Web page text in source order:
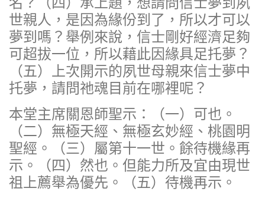
世親人，是因為緣份到了，所以才可以
夢到嗎？舉例來說，信士剛好經濟足夠
可超拔一位，所以藉此因緣具足托夢？
（五）上次開示的夙世母親來信士夢中
托夢，請問祂魂目前在哪裡呢？
本堂主席關恩師聖示：（一）可也。
（二）無極天經、無極玄妙經、桃園明
聖經。（三）屬第十一世。餘待機緣再
示。（四）然也。但能力所及宜由現世
祖上薦舉為優先。（五）待機再示。